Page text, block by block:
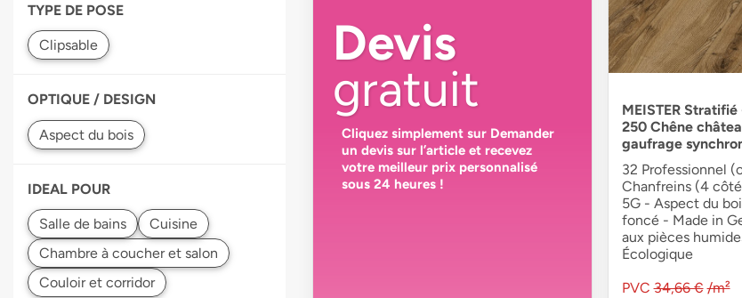
TYPE DE POSE
OPTIQUE / DESIGN
IDEAL POUR
Devis
gratuit
Cliquez simplement sur Demander
un devis sur l’article et recevez
votre meilleur prix personnalisé
sous 24 heures !
MEISTER
250 Chêne
gaufrage
32 Professionnel
Chanfreins (4
5G - Aspect du
foncé - Made in
aux pièces
Écologique
PVC 34,66 € /m²